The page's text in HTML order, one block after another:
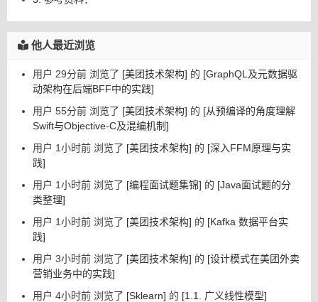
他人最近浏览
用户 29分前 浏览了 [美团技术架构] 的 [GraphQL及元数据驱
动架构在后端BFF中的实践]
用户 55分前 浏览了 [美团技术架构] 的 [从预编译的角度理解
Swift与Objective-C及混编机制]
用户 1小时前 浏览了 [美团技术架构] 的 [深入FFM原理与实
践]
用户 1小时前 浏览了 [编程面试题集锦] 的 [Java面试题的分
类整理]
用户 1小时前 浏览了 [美团技术架构] 的 [Kafka 数据平台实
践]
用户 3小时前 浏览了 [美团技术架构] 的 [设计模式在美团外卖
营销业务中的实践]
用户 4小时前 浏览了 [Sklearn] 的 [1.1. 广义线性模型]